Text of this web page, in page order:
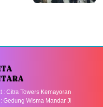
: Citra Towers Kemayoran
Gedung Wisma Mandar Jl